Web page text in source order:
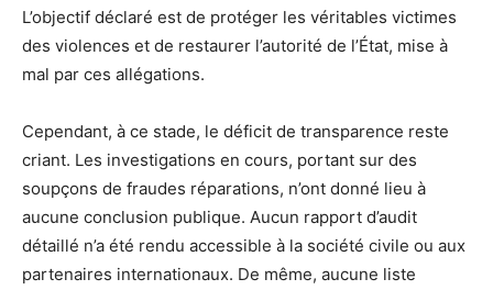
L’objectif déclaré est de protéger les véritables victimes
des violences et de restaurer l’autorité de l’État, mise à
mal par ces allégations.
Cependant, à ce stade, le déficit de transparence reste
criant. Les investigations en cours, portant sur des
soupçons de fraudes réparations, n’ont donné lieu à
aucune conclusion publique. Aucun rapport d’audit
détaillé n’a été rendu accessible à la société civile ou aux
partenaires internationaux. De même, aucune liste